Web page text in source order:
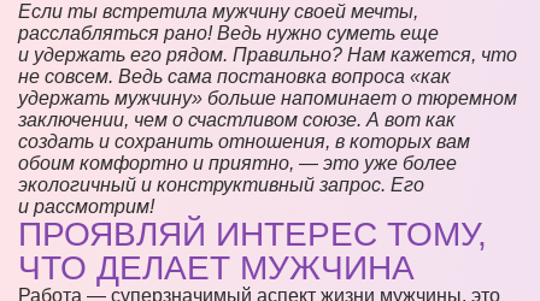
Если ты встретила мужчину своей мечты,
расслабляться рано! Ведь нужно суметь еще
и удержать его рядом. Правильно? Нам кажется, что
не совсем. Ведь сама постановка вопроса «как
удержать мужчину» больше напоминает о тюремном
заключении, чем о счастливом союзе. А вот как
создать и сохранить отношения, в которых вам
обоим комфортно и приятно, — это уже более
экологичный и конструктивный запрос. Его
и рассмотрим!
ПРОЯВЛЯЙ ИНТЕРЕС ТОМУ,
ЧТО ДЕЛАЕТ МУЖЧИНА
Работа — суперзначимый аспект жизни мужчины, это